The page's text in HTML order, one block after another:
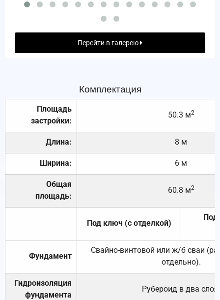
Перейти в галерею
Комплектация
Площадь
застройки:
50.3 м2
Длина: 8 м
Ширина: 6 м
Общая
площадь:
60.8 м2
Под ключ (с отделкой)
Под
Фундамент
Свайно-винтовой или ж/б сваи
отдельно).
Гидроизоляция
фундамента
Рубероид в два слоя.